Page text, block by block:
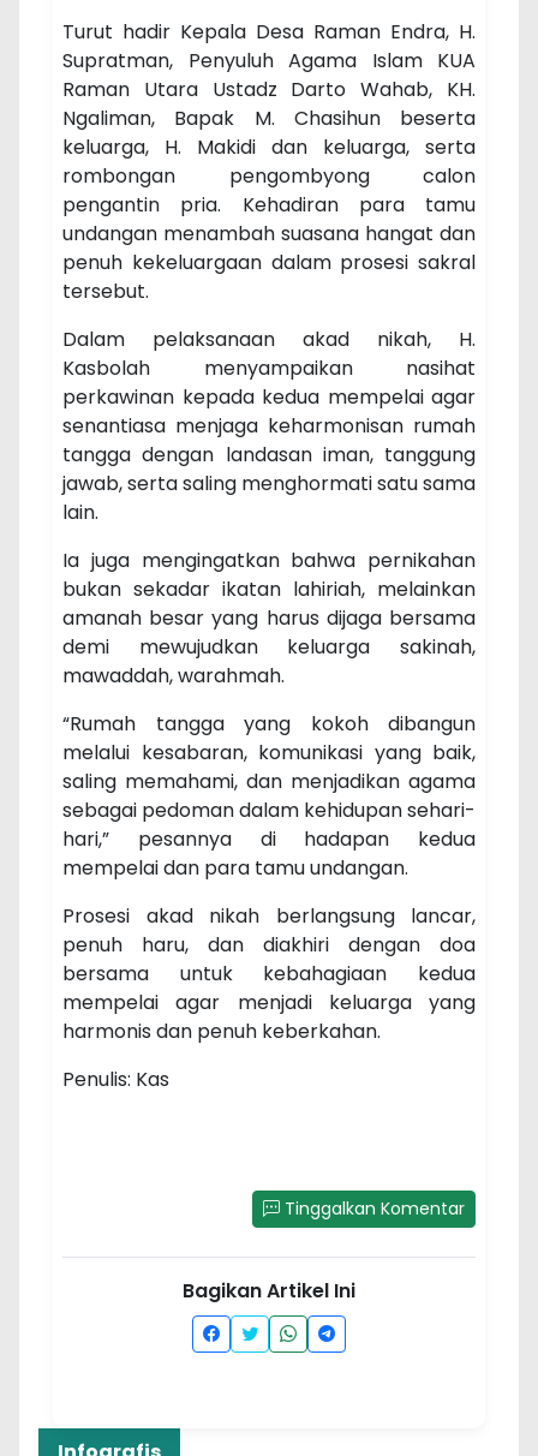
Turut hadir Kepala Desa Raman Endra, H.
Supratman, Penyuluh Agama Islam KUA
Raman Utara Ustadz Darto Wahab, KH.
Ngaliman, Bapak M. Chasihun beserta
keluarga, H. Makidi dan keluarga, serta
rombongan pengombyong calon
pengantin pria. Kehadiran para tamu
undangan menambah suasana hangat dan
penuh kekeluargaan dalam prosesi sakral
tersebut.
Dalam pelaksanaan akad nikah, H.
Kasbolah menyampaikan nasihat
perkawinan kepada kedua mempelai agar
senantiasa menjaga keharmonisan rumah
tangga dengan landasan iman, tanggung
jawab, serta saling menghormati satu sama
lain.
Ia juga mengingatkan bahwa pernikahan
bukan sekadar ikatan lahiriah, melainkan
amanah besar yang harus dijaga bersama
demi mewujudkan keluarga sakinah,
mawaddah, warahmah.
“Rumah tangga yang kokoh dibangun
melalui kesabaran, komunikasi yang baik,
saling memahami, dan menjadikan agama
sebagai pedoman dalam kehidupan sehari-
hari,” pesannya di hadapan kedua
mempelai dan para tamu undangan.
Prosesi akad nikah berlangsung lancar,
penuh haru, dan diakhiri dengan doa
bersama untuk kebahagiaan kedua
mempelai agar menjadi keluarga yang
harmonis dan penuh keberkahan.
Penulis: Kas
Tinggalkan Komentar
Bagikan Artikel Ini